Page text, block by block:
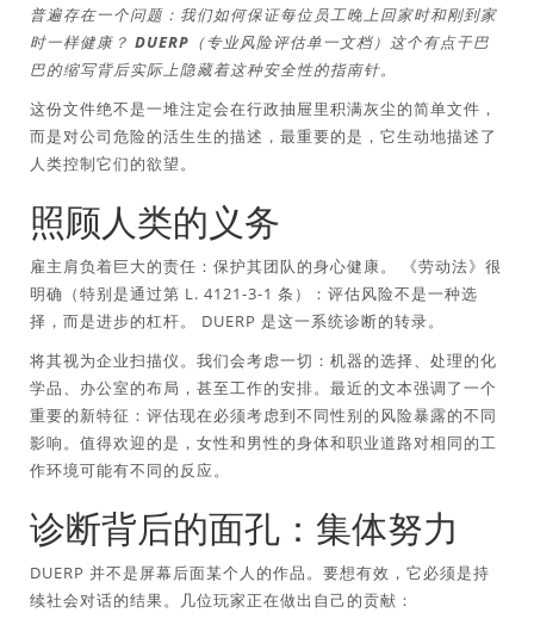
普遍存在一个问题：我们如何保证每位员工晚上回家时和刚到家
时一样健康？ DUERP（专业风险评估单一文档）这个有点干巴
巴的缩写背后实际上隐藏着这种安全性的指南针。
这份文件绝不是一堆注定会在行政抽屉里积满灰尘的简单文件，
而是对公司危险的活生生的描述，最重要的是，它生动地描述了
人类控制它们的欲望。
照顾人类的义务
雇主肩负着巨大的责任：保护其团队的身心健康。 《劳动法》很
明确（特别是通过第 L. 4121-3-1 条）：评估风险不是一种选
择，而是进步的杠杆。 DUERP 是这一系统诊断的转录。
将其视为企业扫描仪。我们会考虑一切：机器的选择、处理的化
学品、办公室的布局，甚至工作的安排。最近的文本强调了一个
重要的新特征：评估现在必须考虑到不同性别的风险暴露的不同
影响。值得欢迎的是，女性和男性的身体和职业道路对相同的工
作环境可能有不同的反应。
诊断背后的面孔：集体努力
DUERP 并不是屏幕后面某个人的作品。要想有效，它必须是持
续社会对话的结果。几位玩家正在做出自己的贡献：